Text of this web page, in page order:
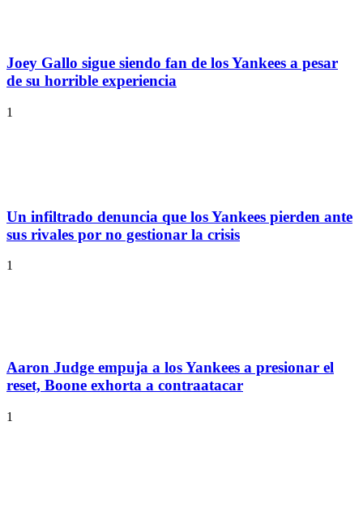
Joey Gallo sigue siendo fan de los Yankees a pesar
de su horrible experiencia
1
Un infiltrado denuncia que los Yankees pierden ante
sus rivales por no gestionar la crisis
1
Aaron Judge empuja a los Yankees a presionar el
reset, Boone exhorta a contraatacar
1